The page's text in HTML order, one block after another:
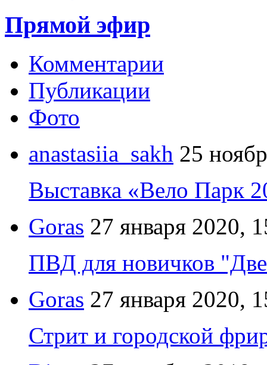
Прямой эфир
Комментарии
Публикации
Фото
anastasiia_sakh 25
Выставка «Вело Парк
Goras 27 января 2020,
ПВД для новичков
Goras 27 января 2020,
Стрит и городской